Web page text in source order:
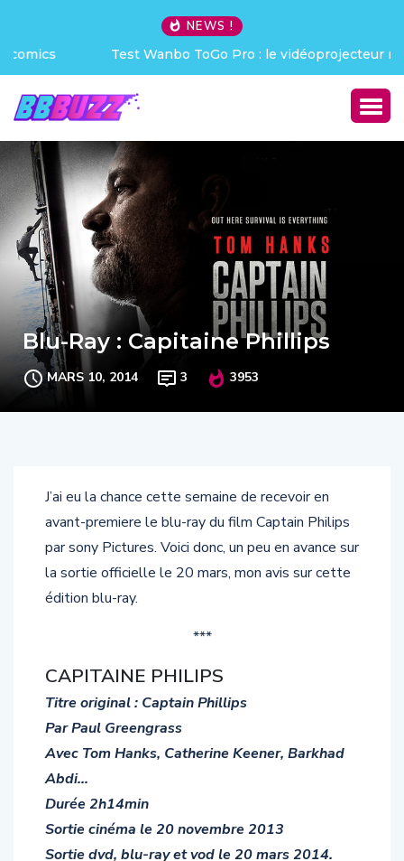
NEWS !
Test Wanbo ToGo Pro : le vidéoprojecteur nomade qui
déchire !
Blu-Ray : Capitaine Phillips
J’ai eu la chance cette semaine de recevoir en
avant-premiere le blu-ray du film Captain Philips
par sony Pictures. Voici donc, un peu en avance sur
la sortie officielle le 20 mars, mon avis sur cette
CAPITAINE PHILIPS
Titre original : Captain Phillips
Par Paul Greengrass
Avec Tom Hanks, Catherine Keener, Barkhad
Abdi…
Durée 2h14min
Sortie cinéma le 20 novembre 2013